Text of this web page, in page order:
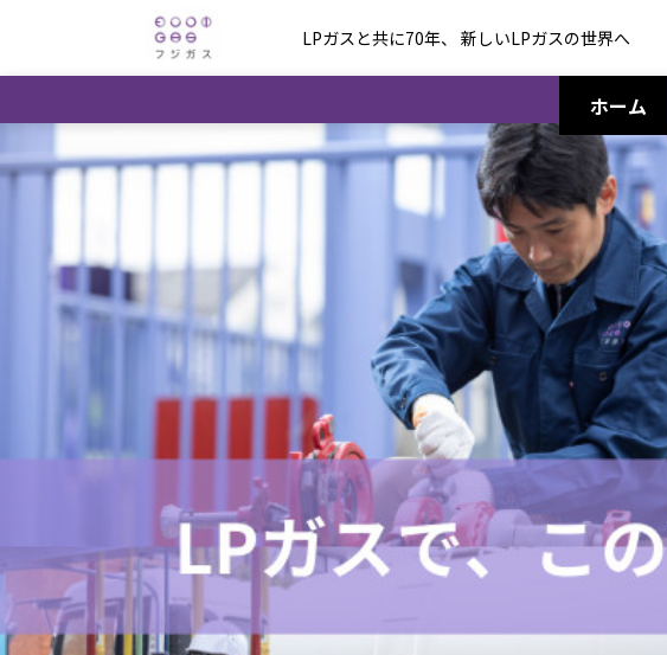
LPガスと共に70年、 新しいLPガスの世界へ
ホーム